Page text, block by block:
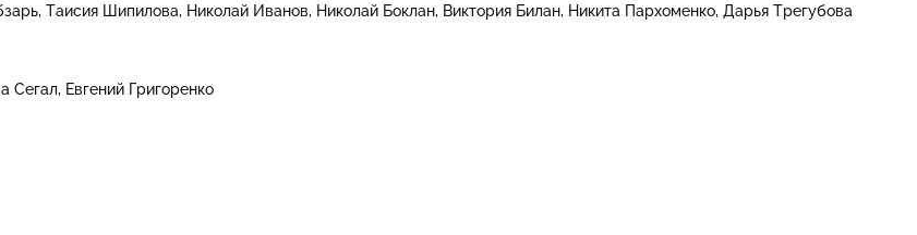
Таисия Шипилова Николай Иванов Николай Боклан Виктория Билан Никита Пархоменко Дарья Трегубова
Сегал Евгений Григоренко